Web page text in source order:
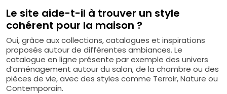
Le site aide-t-il à trouver un style
cohérent pour la maison ?
Oui, grâce aux collections, catalogues et inspirations
proposés autour de différentes ambiances. Le
catalogue en ligne présente par exemple des univers
d’aménagement autour du salon, de la chambre ou des
pièces de vie, avec des styles comme Terroir, Nature ou
Contemporain.